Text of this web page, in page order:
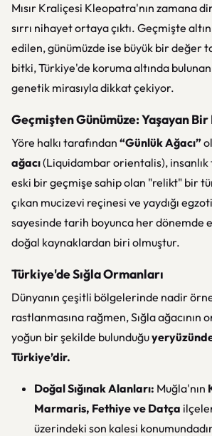
Mısır Kraliçesi Kleopatra'nın zamana
sırrı nihayet ortaya çıktı. Geçmişte altın
edilen, günümüzde ise büyük bir değer
bitki, Türkiye'de koruma altında
genetik mirasıyla dikkat çekiyor.
Geçmişten Günümüze: Yaşayan Bir
Yöre halkı tarafından “Günlük Ağacı”
ağacı(Liquidambar orientalis),
eski bir geçmişe sahip olan "relikt" bir
çıkan mucizevi reçinesi ve yaydığı
sayesinde tarih boyunca her dönemde
doğal kaynaklardan biri olmuştur.
Türkiye'de Sığla Ormanları
Dünyanın çeşitli bölgelerinde nadir
rastlanmasına rağmen, Sığla ağacının
yoğun bir şekilde bulunduğu
Türkiye’dir.
Doğal Sığınak Alanları: Muğla'nın
Marmaris, Fethiye ve Datça
üzerindeki son kalesi